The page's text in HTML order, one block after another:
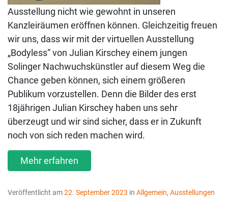
Ausstellung nicht wie gewohnt in unseren
Kanzleiräumen eröffnen können. Gleichzeitig freuen
wir uns, dass wir mit der virtuellen Ausstellung
„Bodyless“ von Julian Kirschey einem jungen
Solinger Nachwuchskünstler auf diesem Weg die
Chance geben können, sich einem größeren
Publikum vorzustellen. Denn die Bilder des erst
18jährigen Julian Kirschey haben uns sehr
überzeugt und wir sind sicher, dass er in Zukunft
noch von sich reden machen wird.
Mehr erfahren
Veröffentlicht am22. September 2023 in Allgemein, Ausstellungen